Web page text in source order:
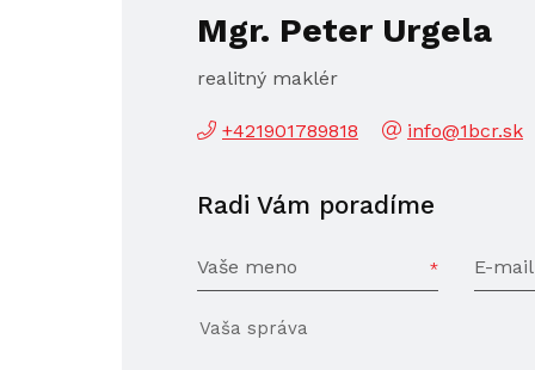
Mgr. Peter Urgela
realitný maklér
+421901789818 info@1bcr.sk
Radi Vám poradíme
Vaše meno E-mail